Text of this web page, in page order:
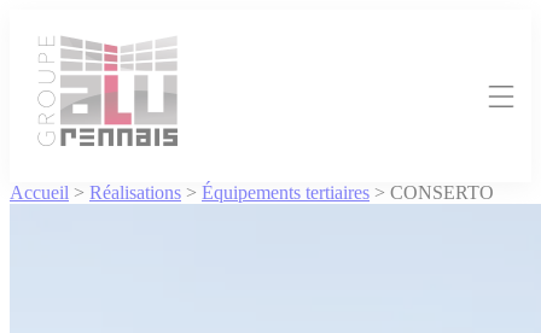
Accueil > Réalisations > Équipements tertiaires > CONSERTO